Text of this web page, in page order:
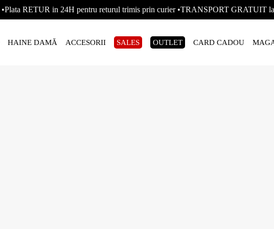
•Plata RETUR in 24H pentru returul trimis prin curier •TRANSPORT GRATUIT
HAINE DAMĂ ACCESORII SALES OUTLET CARD CADOU